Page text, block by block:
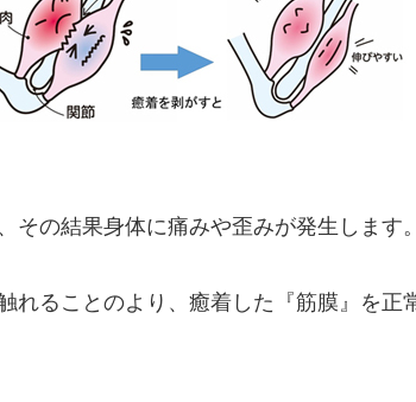
の結果身体に痛みや歪みが発生します。
ることのより、癒着した『筋膜』を正